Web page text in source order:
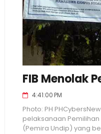
FIB Menolak
4:41:00 PM
Photo: PH
pelaksanaan
(Pemira Undip) yang